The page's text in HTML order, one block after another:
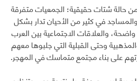
من حالة شتات حقيقية؛ الجمعيات متفرقة
والمساجد في كثير من الأحيان تدار بشكل
والعلاقات الاجتماعية بين العرب
وحتى القبلية التي جلبوها معهم
على بناء مجتمع متماسك في المهجر.